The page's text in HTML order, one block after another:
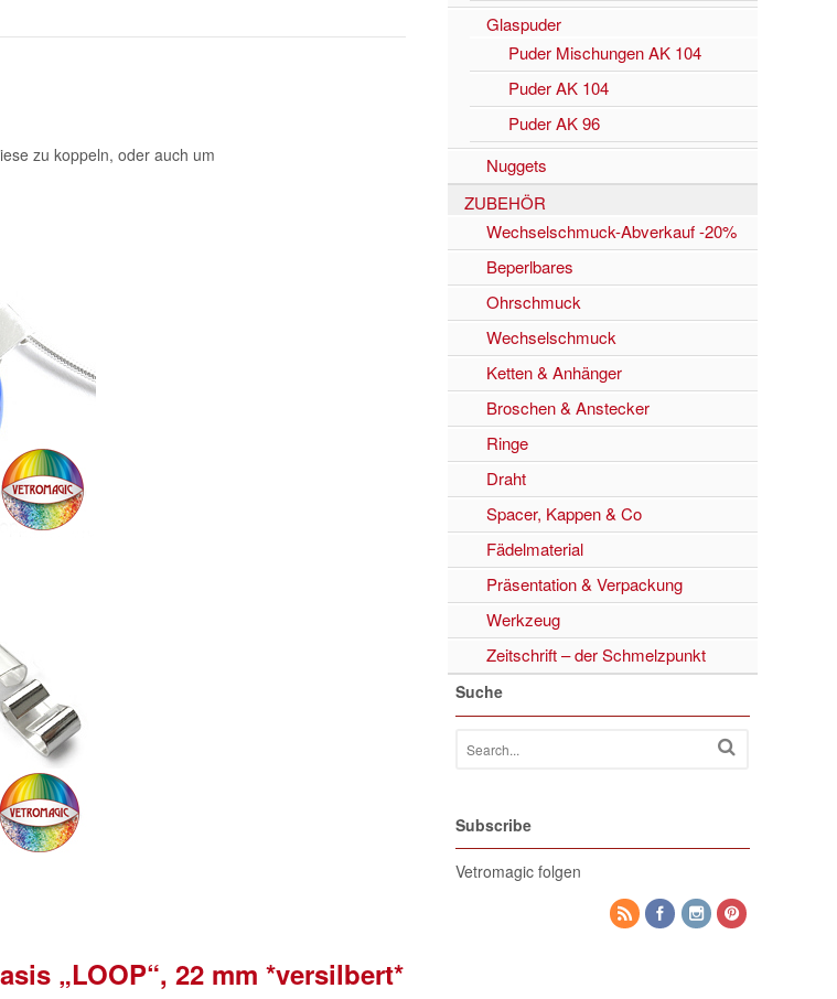
zu koppeln, oder auch um
„LOOP“, 22 mm *versilbert*
Glaspuder
Puder Mischungen AK 104
Puder AK 104
Puder AK 96
Nuggets
ZUBEHÖR
Wechselschmuck-Abverkauf -20%
Beperlbares
Ohrschmuck
Wechselschmuck
Ketten & Anhänger
Broschen & Anstecker
Ringe
Draht
Spacer, Kappen & Co
Fädelmaterial
Präsentation & Verpackung
Werkzeug
Zeitschrift – der Schmelzpunkt
Suche
Subscribe
Vetromagic folgen